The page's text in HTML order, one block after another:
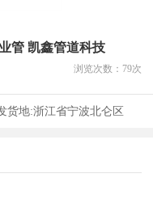
管 凯鑫管道科技
浏览次数： 79次
货地:浙江省宁波北仑区